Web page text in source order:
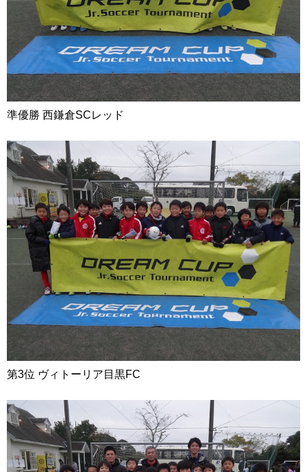
準優勝 西鎌倉SCレッド
第3位 ヴィトーリア目黒FC